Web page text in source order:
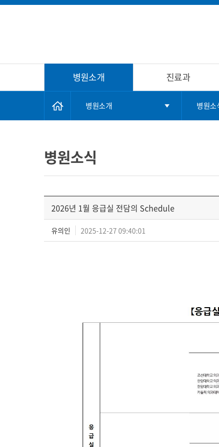
병원소개 진료과
병원소개 병원소
병원소식
2026년 1월 응급실 전담의 Schedule
유의인 2025-12-27 09:40:01